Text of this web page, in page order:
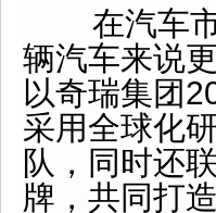
在汽车市
辆汽车来说
以奇瑞集团
采用全球化
队，同时还
牌，共同打